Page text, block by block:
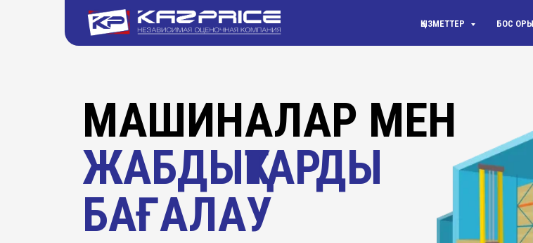
ҚЫЗМЕТТЕР БОС
МАШИНАЛАР МЕН
ЖАБДЫҚТАРДЫ
БАҒАЛАУ